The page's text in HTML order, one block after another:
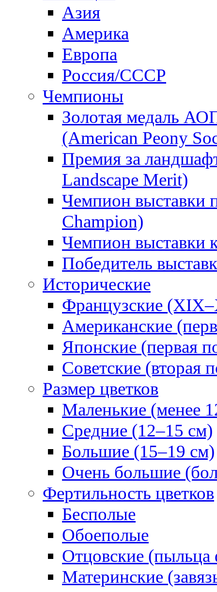
Азия
Америка
Европа
Россия/СССР
Чемпионы
Золотая медаль
(American Peony
Премия за
Landscape Merit)
Чемпион выставки
Champion)
Чемпион выставки
Победитель
Исторические
Французские
Американские
Японские (первая
Советские (вторая
Размер цветков
Маленькие (менее
Средние (12–15 см)
Большие (15–19 см)
Очень большие
Фертильность цветков
Бесполые
Обоеполые
Отцовские (пыльца
Материнские